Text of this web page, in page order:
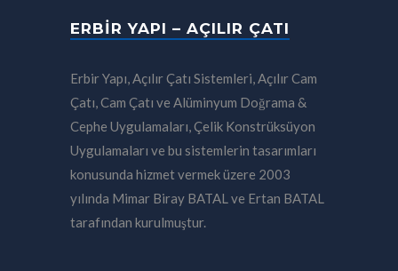
ERBIR YAPI – AÇILIR ÇATI
Erbir Yapı, Açılır Çatı Sistemleri, Açılır Cam
Çatı, Cam Çatı ve Alüminyum Doğrama &
Cephe Uygulamaları, Çelik Konstrüksüyon
Uygulamaları ve bu sistemlerin tasarımları
konusunda hizmet vermek üzere 2003
yılında Mimar Biray BATAL ve Ertan BATAL
tarafından kurulmuştur.